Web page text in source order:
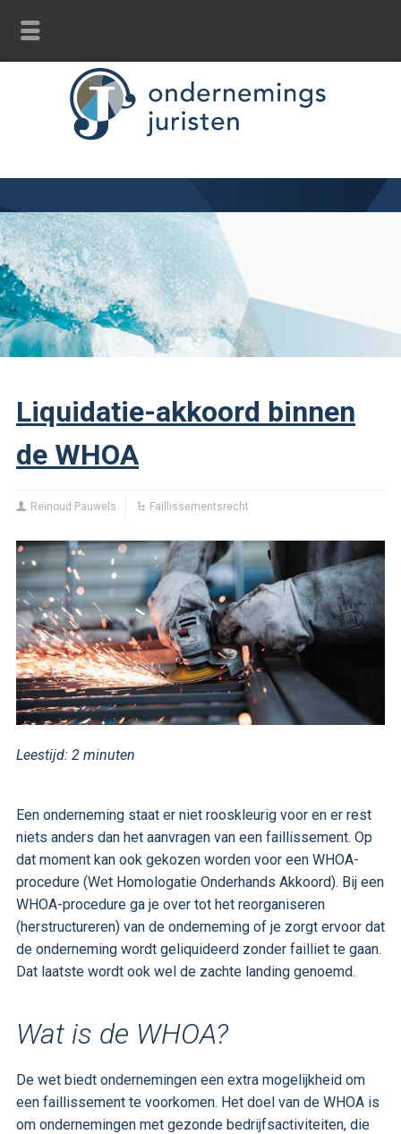
Liquidatie-akkoord binnen
de WHOA
Reinoud Pauwels Faillissementsrecht
Leestijd: 2 minuten
Een onderneming staat er niet rooskleurig voor en er rest
niets anders dan het aanvragen van een faillissement. Op
dat moment kan ook gekozen worden voor een WHOA-
procedure (Wet Homologatie Onderhands Akkoord). Bij een
WHOA-procedure ga je over tot het reorganiseren
(herstructureren) van de onderneming of je zorgt ervoor dat
de onderneming wordt geliquideerd zonder failliet te gaan.
Dat laatste wordt ook wel de zachte landing genoemd.
Wat is de WHOA?
De wet biedt ondernemingen een extra mogelijkheid om
een faillissement te voorkomen. Het doel van de WHOA is
om ondernemingen met gezonde bedrijfsactiviteiten, die